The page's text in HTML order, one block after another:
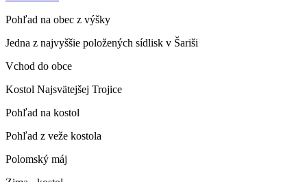
Pohľad na obec z výšky
Jedna z najvyššie položených sídlisk v Šariši
Vchod do obce
Kostol Najsvätejšej Trojice
Pohľad na kostol
Pohľad z veže kostola
Polomský máj